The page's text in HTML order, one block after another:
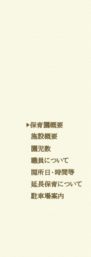
▶保育園概要
施設概要
園児数
職員について
開所日・時間等
延長保育について
駐車場案内